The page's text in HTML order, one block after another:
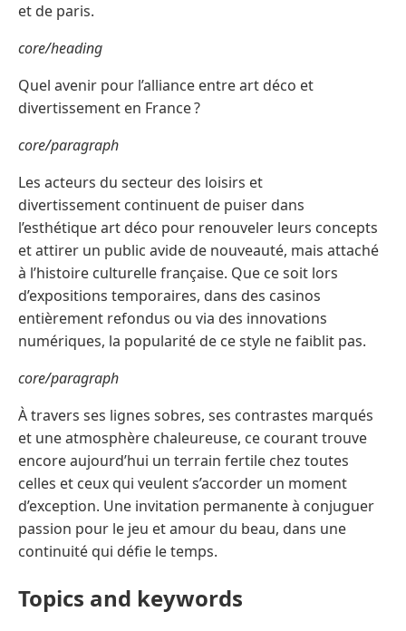
et de paris.
core/heading
Quel avenir pour l’alliance entre art déco et
divertissement en France ?
core/paragraph
Les acteurs du secteur des loisirs et
divertissement continuent de puiser dans
l’esthétique art déco pour renouveler leurs concepts
et attirer un public avide de nouveauté, mais attaché
à l’histoire culturelle française. Que ce soit lors
d’expositions temporaires, dans des casinos
entièrement refondus ou via des innovations
numériques, la popularité de ce style ne faiblit pas.
core/paragraph
À travers ses lignes sobres, ses contrastes marqués
et une atmosphère chaleureuse, ce courant trouve
encore aujourd’hui un terrain fertile chez toutes
celles et ceux qui veulent s’accorder un moment
d’exception. Une invitation permanente à conjuguer
passion pour le jeu et amour du beau, dans une
continuité qui défie le temps.
Topics and keywords